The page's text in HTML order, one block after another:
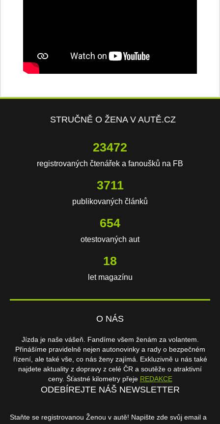
STRUČNĚ O ŽENA V AUTĚ.CZ
23472
registrovaných čtenářek a fanoušků na FB
3711
publikovaných článků
654
otestovaných aut
18
let magazínu
O NÁS
Jízda je naše vášeň. Fandíme všem ženám za volantem.
Přinášíme pravidelně nejen autonovinky a rady o bezpečném
řízení, ale také vše, co nás ženy zajímá. Exkluzivně u nás také
najdete aktuality z dopravy z celé ČR a soutěže o atraktivní
ceny. Šťastné kilometry přeje REDAKCE
ODEBÍREJTE NÁŠ NEWSLETTER
Staňte se registrovanou Ženou v autě! Napište zde svůj email a